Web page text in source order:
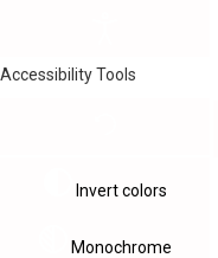
Accessibility Tools
Invert colors
Monochrome